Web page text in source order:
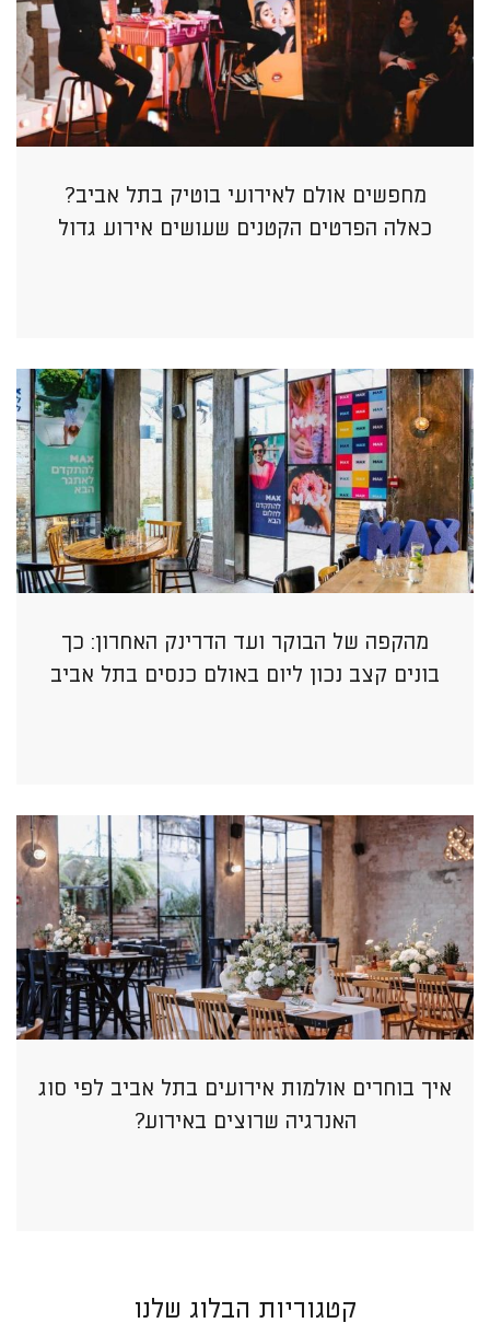
מחפשים אולם לאירועי בוטיק בתל אביב?
כאלה הפרטים הקטנים שעושים אירוע גדול
מהקפה של הבוקר ועד הדרינק האחרון: כך
בונים קצב נכון ליום באולם כנסים בתל אביב
איך בוחרים אולמות אירועים בתל אביב לפי סוג
האנרגיה שרוצים באירוע?
קטגוריות הבלוג שלנו